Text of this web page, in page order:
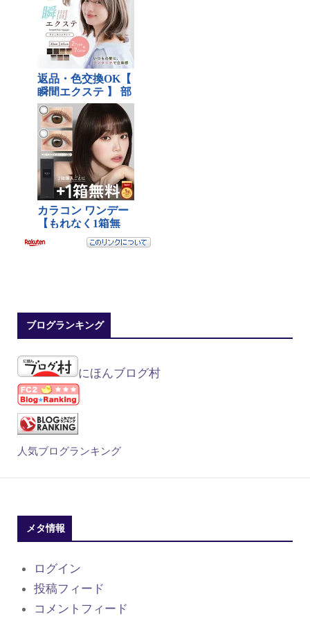
ブログランキング
にほんブログ村
人気ブログランキング
メタ情報
ログイン
投稿フィード
コメントフィード